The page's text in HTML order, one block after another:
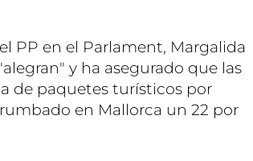
PP en el Parlament, Margalida
y ha asegurado que las
de paquetes turísticos por
en Mallorca un 22 por